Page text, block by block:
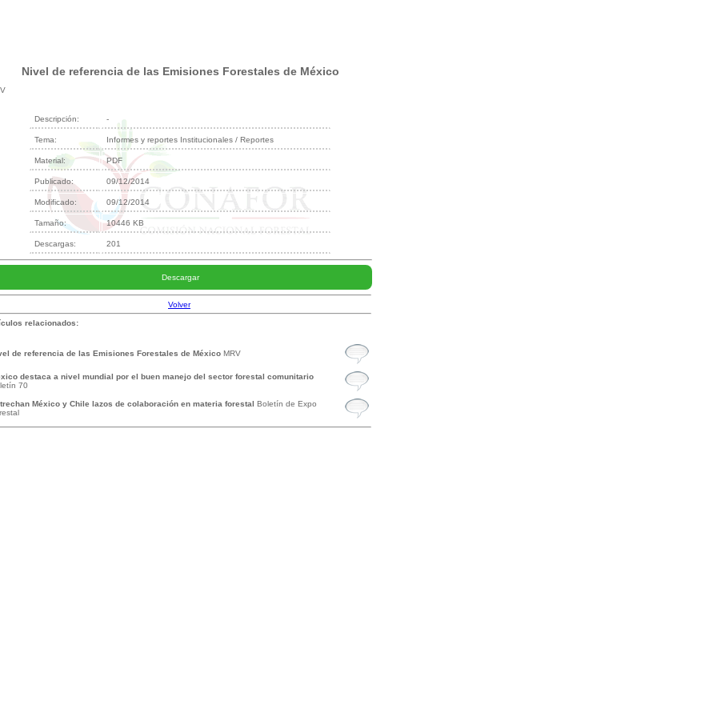
Nivel de referencia de las Emisiones Forestales de México
Descripción: -
Tema: Informes y reportes Institucionales / Reportes
Material: PDF
Publicado: 09/12/2014
Modificado: 09/12/2014
Tamaño: 10446 KB
Descargas: 201
Descargar
Volver
relacionados:
de referencia de las Emisiones Forestales de México MRV
destaca a nivel mundial por el buen manejo del sector forestal comunitario
70
México y Chile lazos de colaboración en materia forestal Boletín de Expo